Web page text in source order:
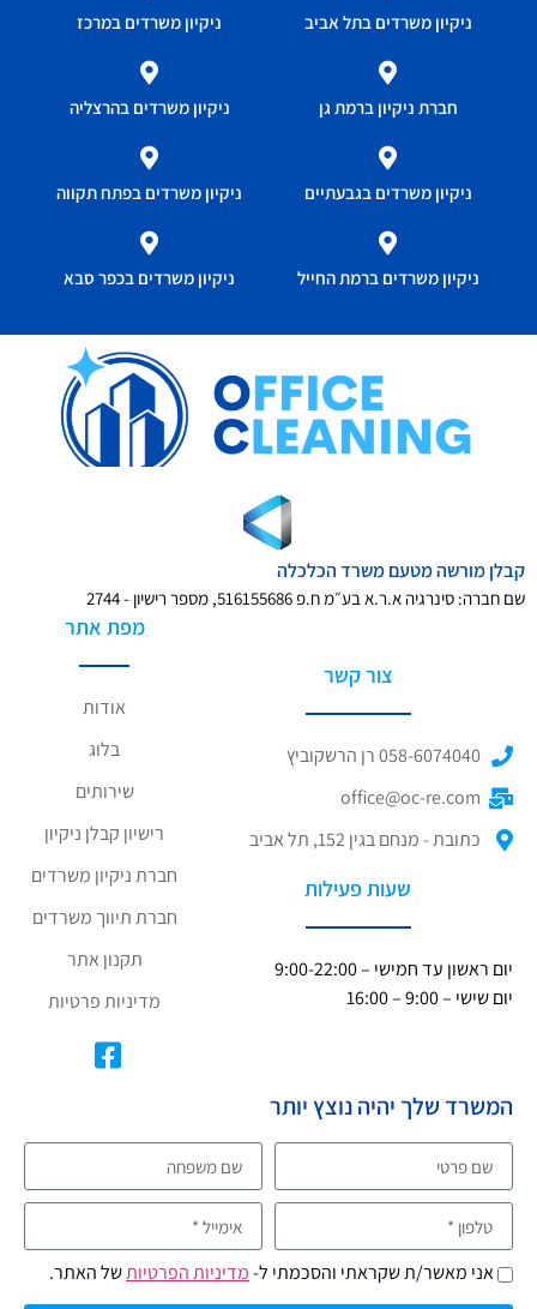
ניקיון משרדים בתל אביב ניקיון משרדים במרכז
חברת ניקיון ברמת גן ניקיון משרדים בהרצליה
ניקיון משרדים בגבעתיים ניקיון משרדים בפתח תקווה
ניקיון משרדים ברמת החייל ניקיון משרדים בכפר סבא
קבלן מורשה מטעם משרד הכלכלה
שם חברה: סינרגיה א.ר.א בע״מ ח.פ 516155686, מספר רישיון - 2744
צור קשר
058-6074040 רן הרשקוביץ
office@oc-re.com
כתובת - מנחם בגין 152, תל אביב
שעות פעילות
יום ראשון עד חמישי – 9:00-22:00
יום שישי – 9:00 – 16:00
מפת אתר
אודות
בלוג
שירותים
רישיון קבלן ניקיון
חברת ניקיון משרדים
חברת תיווך משרדים
תקנון אתר
מדיניות פרטיות
המשרד שלך יהיה נוצץ יותר
אני מאשר/ת שקראתי והסכמתי ל-מדיניות הפרטיותשל האתר.